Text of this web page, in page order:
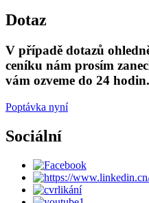
Dotaz
V případě dotazů
ceníku nám prosím
vám ozveme do 24 hodin.
Poptávka nyní
Sociální